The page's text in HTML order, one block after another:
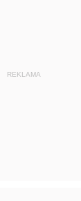
REKLAMA